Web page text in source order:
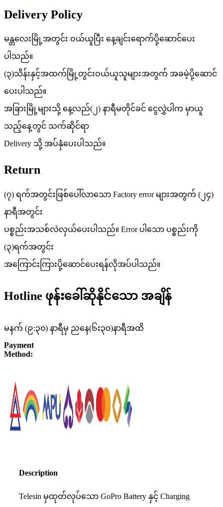
Delivery Policy
မန္တလေးမြို့အတွင်း ဝယ်ယူပြီး နေ့ချင်းရောက်ပို့ဆောင်ပေး
ပါသည်။
(၃)သိန်းနှင့်အထက်မြို့တွင်းဝယ်ယူသူများအတွက် အခမဲ့ပို့ဆောင်
ပေးပါသည်။
အခြားမြို့များသို့ နေ့လည်(၂) နာရီမတိုင်ခင် ငွေလွှဲပါက မှာယူ
သည့်နေ့တွင် သက်ဆိုင်ရာ
Delivery သို့ အပ်နှံပေးပါသည်။
Return
(၇) ရက်အတွင်းဖြစ်ပေါ်လာသော Factory error များအတွက် (၂၄)
နာရီအတွင်း
ပစ္စည်းအသစ်လဲလှယ်ပေးပါသည်။ Error ပါသော ပစ္စည်းကို
(၃)ရက်အတွင်း
အကြောင်းကြားပို့ဆောင်ပေးရန်လိုအပ်ပါသည်။
Hotline ဖုန်းခေါ်ဆိုနိုင်သော အချိန်
မနက် (၉:၃၀) နာရီမှ ညနေ(၆း၃၀)နာရီအထိ
Payment
Method:
Description
Telesin မှထုတ်လုပ်သော GoPro Battery နှင့် Charging